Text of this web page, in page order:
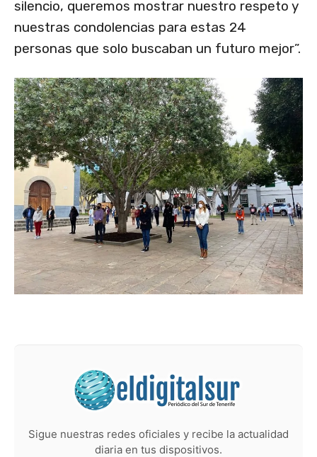
silencio, queremos mostrar nuestro respeto y
nuestras condolencias para estas 24
personas que solo buscaban un futuro mejor”.
Sigue nuestras redes oficiales y recibe la actualidad
diaria en tus dispositivos.